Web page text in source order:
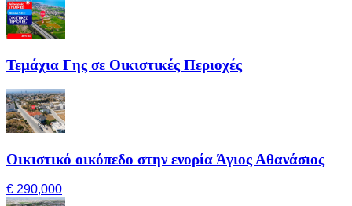
Τεμάχια Γης σε Οικιστικές Περιοχές
Οικιστικό οικόπεδο στην ενορία Άγιος Αθανάσιος
€ 290,000